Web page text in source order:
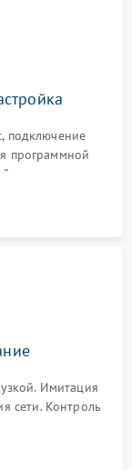
подключение
программной
порогов
АКБ.
Имитация
сети. Контроль
режима и